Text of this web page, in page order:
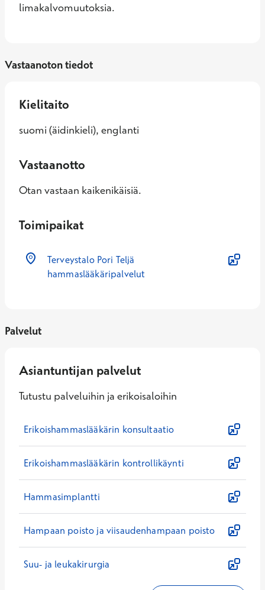
limakalvomuutoksia.
Vastaanoton tiedot
Kielitaito
suomi (äidinkieli), englanti
Vastaanotto
Otan vastaan kaikenikäisiä.
Toimipaikat
Terveystalo Pori Teljä
hammaslääkäripalvelut
Palvelut
Asiantuntijan palvelut
Tutustu palveluihin ja erikoisaloihin
Erikoishammaslääkärin konsultaatio
Erikoishammaslääkärin kontrollikäynti
Hammasimplantti
Hampaan poisto ja viisaudenhampaan poisto
Suu- ja leukakirurgia